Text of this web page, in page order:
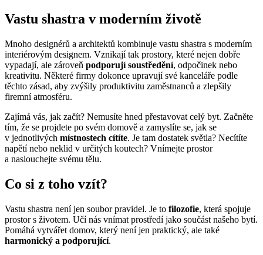
Vastu shastra v moderním životě
Mnoho designérů a architektů kombinuje vastu shastra s moderním
interiérovým designem. Vznikají tak prostory, které nejen dobře
vypadají, ale zároveň podporují soustředění, odpočinek nebo
kreativitu. Některé firmy dokonce upravují své kanceláře podle
těchto zásad, aby zvýšily produktivitu zaměstnanců a zlepšily
firemní atmosféru.
Zajímá vás, jak začít? Nemusíte hned přestavovat celý byt. Začněte
tím, že se projdete po svém domově a zamyslíte se, jak se
v jednotlivých místnostech cítíte. Je tam dostatek světla? Necítíte
napětí nebo neklid v určitých koutech? Vnímejte prostor
a naslouchejte svému tělu.
Co si z toho vzít?
Vastu shastra není jen soubor pravidel. Je to filozofie, která spojuje
prostor s životem. Učí nás vnímat prostředí jako součást našeho bytí.
Pomáhá vytvářet domov, který není jen praktický, ale také
harmonický a podporující.